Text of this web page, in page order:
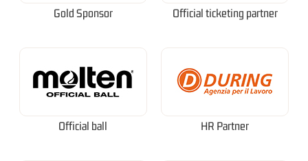
Gold Sponsor Official ticketing partner
Official ball HR Partner